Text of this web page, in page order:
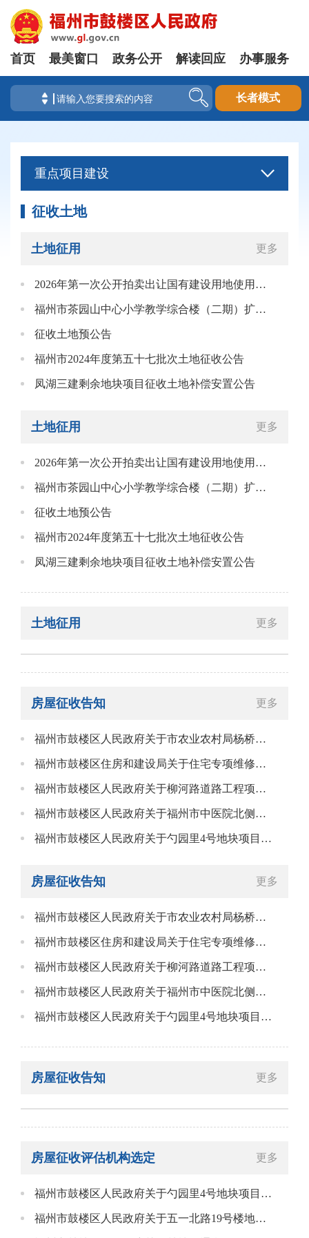
首页 最美窗口 政务公开 解读回应 办事服务
长者模式
重点项目建设
征收土地
土地征用 更多
2026年第一次公开拍卖出让国有建设用地使用权结果公布
福州市茶园山中心小学教学综合楼（二期）扩建项目征收土地补偿安置公告
征收土地预公告
福州市2024年度第五十七批次土地征收公告
凤湖三建剩余地块项目征收土地补偿安置公告
土地征用 更多
2026年第一次公开拍卖出让国有建设用地使用权结果公布
福州市茶园山中心小学教学综合楼（二期）扩建项目征收土地补偿安置公告
征收土地预公告
福州市2024年度第五十七批次土地征收公告
凤湖三建剩余地块项目征收土地补偿安置公告
土地征用 更多
房屋征收告知 更多
福州市鼓楼区人民政府关于市农业农村局杨桥路农业科教大楼地块项目房屋征收告知书
福州市鼓楼区住房和建设局关于住宅专项维修资金因房屋征收办理退款事项的公告
福州市鼓楼区人民政府关于柳河路道路工程项目房屋征收告知书
福州市鼓楼区人民政府关于福州市中医院北侧规划道路工程项目建设房屋征收告知书
福州市鼓楼区人民政府关于勺园里4号地块项目房屋征收告知书
房屋征收告知 更多
福州市鼓楼区人民政府关于市农业农村局杨桥路农业科教大楼地块项目房屋征收告知书
福州市鼓楼区住房和建设局关于住宅专项维修资金因房屋征收办理退款事项的公告
福州市鼓楼区人民政府关于柳河路道路工程项目房屋征收告知书
福州市鼓楼区人民政府关于福州市中医院北侧规划道路工程项目建设房屋征收告知书
福州市鼓楼区人民政府关于勺园里4号地块项目房屋征收告知书
房屋征收告知 更多
房屋征收评估机构选定 更多
福州市鼓楼区人民政府关于勺园里4号地块项目选择国有土地上房屋征收补偿分户评估机构的告知书
福州市鼓楼区人民政府关于五一北路19号楼地块项目选择国有土地上房屋征收补偿分户评估机构的告知书